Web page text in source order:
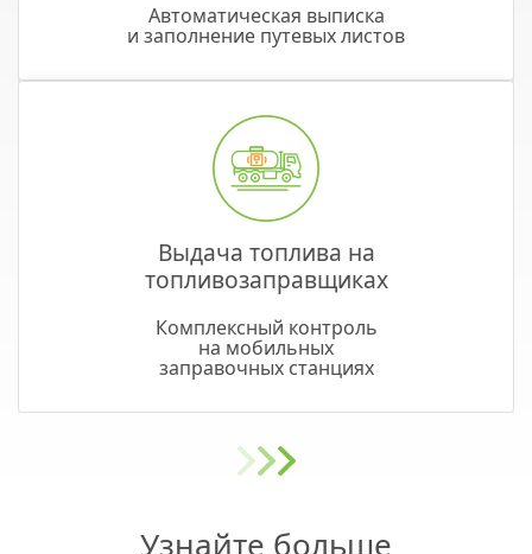
Автоматическая выписка
и заполнение путевых листов
Выдача топлива на
топливозаправщиках
Комплексный контроль
на мобильных
заправочных станциях
Узнайте больше